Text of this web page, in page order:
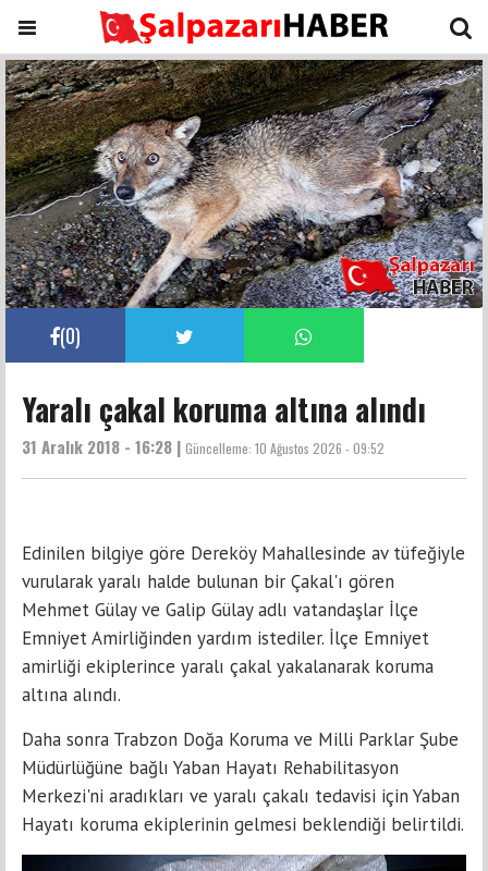
(0)
Yaralı çakal koruma altına alındı
31 Aralık 2018 - 16:28 | Güncelleme: 10 Ağustos 2026 - 09:52
Edinilen bilgiye göre Dereköy Mahallesinde av tüfeğiyle
vurularak yaralı halde bulunan bir Çakal'ı gören
Mehmet Gülay ve Galip Gülay adlı vatandaşlar İlçe
Emniyet Amirliğinden yardım istediler. İlçe Emniyet
amirliği ekiplerince yaralı çakal yakalanarak koruma
altına alındı.
Daha sonra Trabzon Doğa Koruma ve Milli Parklar Şube
Müdürlüğüne bağlı Yaban Hayatı Rehabilitasyon
Merkezi'ni aradıkları ve yaralı çakalı tedavisi için Yaban
Hayatı koruma ekiplerinin gelmesi beklendiği belirtildi.